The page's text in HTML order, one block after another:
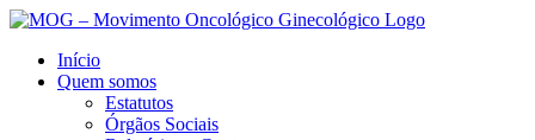
Início
Quem somos
Estatutos
Órgãos Sociais